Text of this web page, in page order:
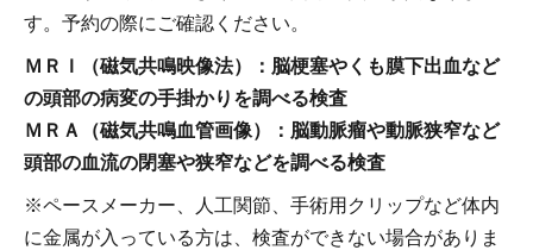
す。予約の際にご確認ください。
ＭＲＩ（磁気共鳴映像法）：脳梗塞やくも膜下出血など
の頭部の病変の手掛かりを調べる検査
ＭＲＡ（磁気共鳴血管画像）：脳動脈瘤や動脈狭窄など
頭部の血流の閉塞や狭窄などを調べる検査
※ペースメーカー、人工関節、手術用クリップなど体内
に金属が入っている方は、検査ができない場合がありま